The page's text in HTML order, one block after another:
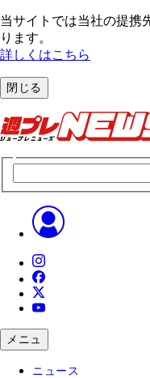
当サイトでは当社の提携
ります。
詳しくはこちら
閉じる
メニュ
ニュース